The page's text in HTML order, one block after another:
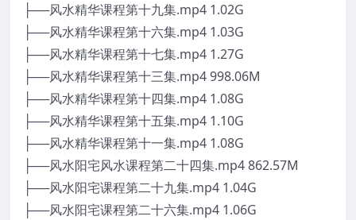
├──风水精华课程第十九集.mp4 1.02G
├──风水精华课程第十六集.mp4 1.03G
├──风水精华课程第十七集.mp4 1.27G
├──风水精华课程第十三集.mp4 998.06M
├──风水精华课程第十四集.mp4 1.08G
├──风水精华课程第十五集.mp4 1.10G
├──风水精华课程第十一集.mp4 1.08G
├──风水阳宅风水课程第二十四集.mp4 862.57M
├──风水阳宅课程第二十九集.mp4 1.04G
├──风水阳宅课程第二十六集.mp4 1.06G